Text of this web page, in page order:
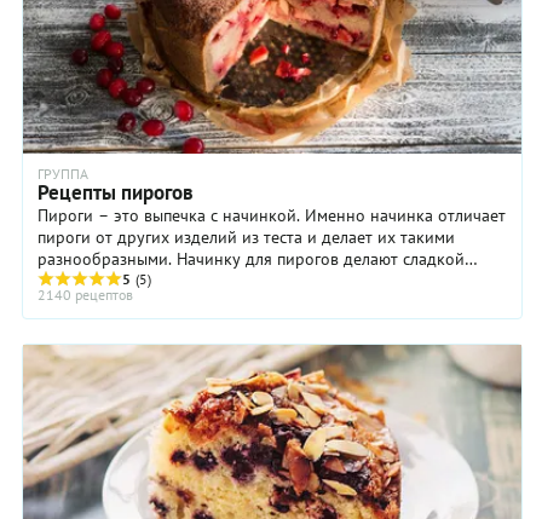
ГРУППА
Рецепты пирогов
Пироги – это выпечка с начинкой. Именно начинка отличает
пироги от других изделий из теста и делает их такими
разнообразными. Начинку для пирогов делают сладкой
(ягоды, фрукты, творог, мак) и несладкой (овощи, мясо,
рыба).Тесто для пирогов может быть дрожжевым (сдобным
или обычным), слоёным, песочным. Пироги бывают
закрытыми (кулебяка, курник), открытыми (ватрушка,
шарлотка), полуоткрытыми (расстегай, эчпочмак), в виде
рулета (штрудель).
5 (5)
2140 рецептов